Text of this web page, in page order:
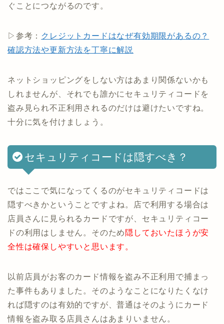
ぐことにつながるのです。
▷参考： ク レジットカードはなぜ有効期限があるの？
確認方法や更新方法を丁寧に解説
ネットショッピングをしない方はあまり関係ないかも
しれませんが、それでも誰かにセキュリティコードを
盗み見られ不正利用されるのだけは避けたいですね。
十分に気を付けましょう。
セキュリティコードは隠すべき？
ではここで気になってくるのがセキュリティコードは
隠すべきかということですよね。店で利用する場合は
店員さんに見られるカードですが、セキュリティコー
ドの利用はしません。そのため 隠しておいたほうが安
全性は確保しやすいと思います。
以前店員がお客のカード情報を盗み不正利用で捕まっ
た事件もありました。そのようなことになりたくなけ
れば隠すのは有効的ですが、普通はそのようにカード
情報を盗み取る店員さんはあまりいません。